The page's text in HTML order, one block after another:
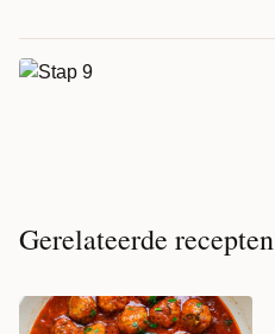
Gerelateerde recepten